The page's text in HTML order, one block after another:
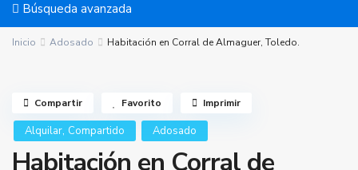
Búsqueda avanzada
Inicio Adosado Habitación en Corral de Almaguer, Toledo.
Alquilar, Compartido Adosado
Habitación en Corral de
Compartir Favorito Imprimir